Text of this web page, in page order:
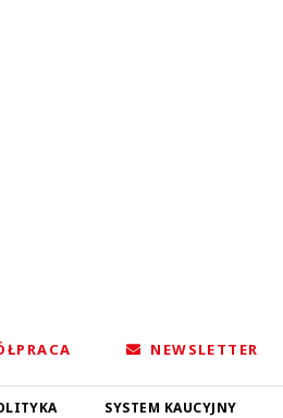
NEWSLETTER
SYSTEM KAUCYJNY